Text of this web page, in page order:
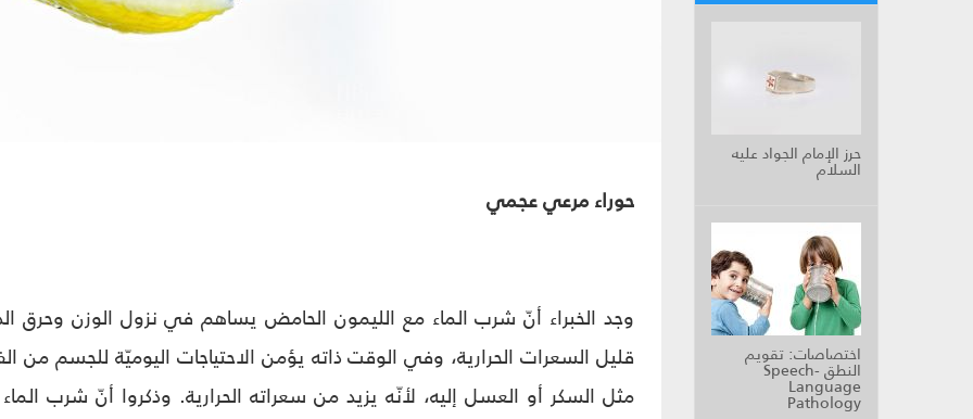
حرز الإمام الجواد عليه
السلام
اختصاصات: تقويم
النطق Speech-
Language
Pathology
حوراء مرعي عجمي
وجد الخبراء أنّ شرب الماء مع الليمون الحامض يساهم في نزول الوزن وحرق
مثل السكر أو العسل إليه، لأنّه يزيد من سعراته الحرارية. وذكروا أنّ شرب